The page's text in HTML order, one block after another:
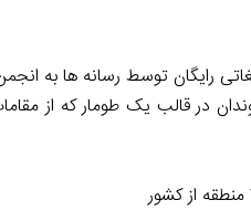
رایگان توسط رسانه ها به
در قالب یک طومار که از